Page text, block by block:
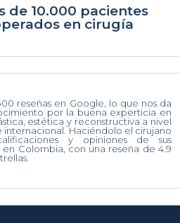
de 10.000 pacientes
en cirugía
reseñas en Google, lo que nos da
por la buena experticia en
estética y reconstructiva a nivel
internacional. Haciéndolo el cirujano
y opiniones de sus
en Colombia, con una reseña de 4.9